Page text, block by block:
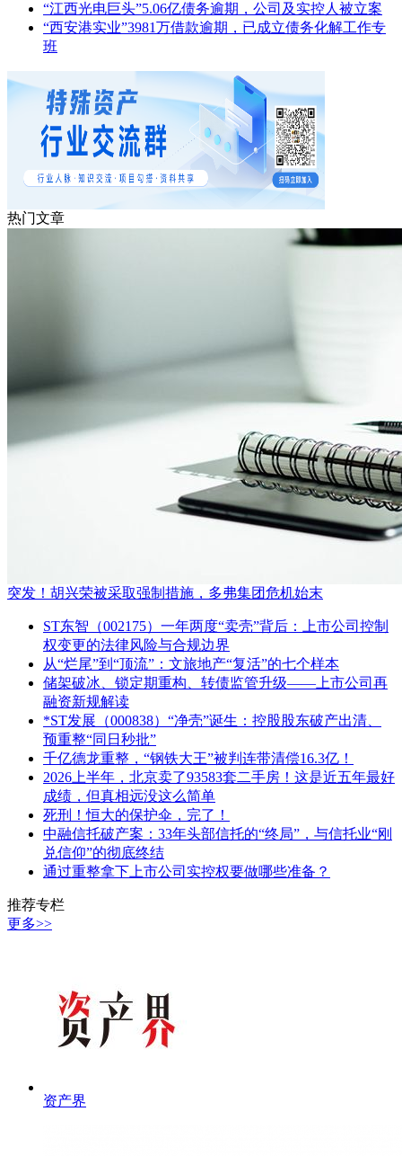
“江西光电巨头”5.06亿债务逾期，公司及实控人被立案
“西安港实业”3981万借款逾期，已成立债务化解工作专
班
热门文章
突发！胡兴荣被采取强制措施，多弗集团危机始末
ST东智（002175）一年两度“卖壳”背后：上市公司控制
权变更的法律风险与合规边界
从“烂尾”到“顶流”：文旅地产“复活”的七个样本
储架破冰、锁定期重构、转债监管升级——上市公司再
融资新规解读
*ST发展（000838）“净壳”诞生：控股股东破产出清、
预重整“同日秒批”
千亿德龙重整，“钢铁大王”被判连带清偿16.3亿！
2026上半年，北京卖了93583套二手房！这是近五年最好
成绩，但真相远没这么简单
死刑！恒大的保护伞，完了！
中融信托破产案：33年头部信托的“终局”，与信托业“刚
兑信仰”的彻底终结
通过重整拿下上市公司实控权要做哪些准备？
推荐专栏
更多>>
资产界